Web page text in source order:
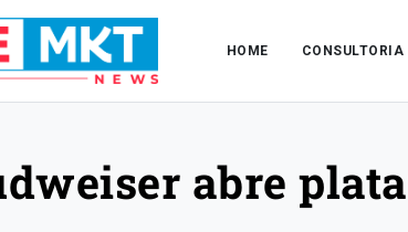
HOME CONSULTORIA
abre